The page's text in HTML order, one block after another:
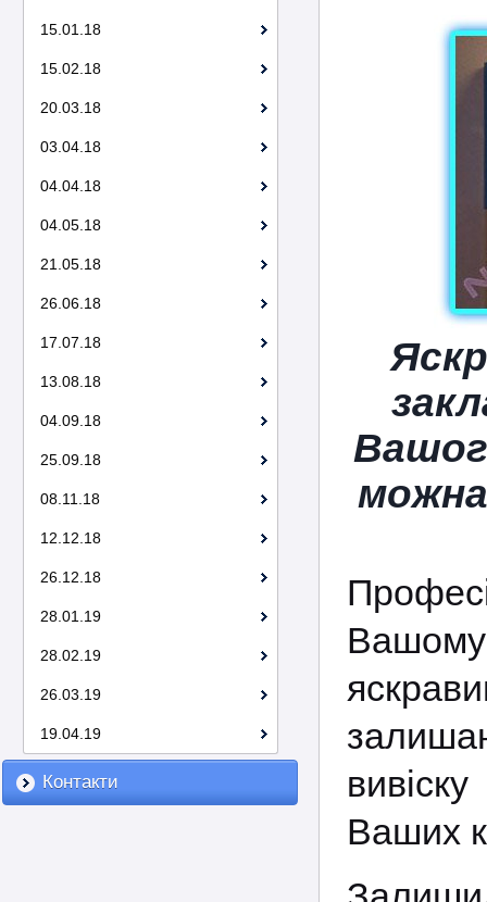
15.01.18
15.02.18
20.03.18
03.04.18
04.04.18
04.05.18
21.05.18
26.06.18
17.07.18
13.08.18
04.09.18
25.09.18
08.11.18
12.12.18
26.12.18
28.01.19
28.02.19
26.03.19
19.04.19
Контакти
Вашому
Ваших